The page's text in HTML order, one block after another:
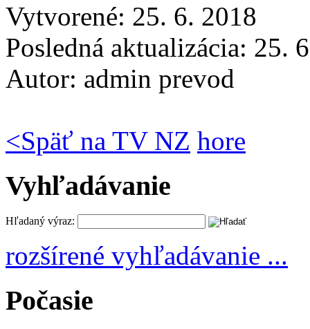
Vytvorené: 25. 6. 2018
Posledná aktualizácia: 25.
Autor: admin prevod
<Späť na TV NZ hore
Vyhľadávanie
Hľadaný výraz:
rozšírené vyhľadávanie ...
Počasie